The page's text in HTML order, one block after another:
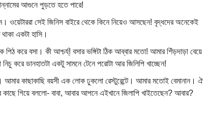
আগুনে পুড়তে হতে পারে!
ওয়েটাররা সেই জিনিস বাইরে থেকে কিনে নিয়েও আসছেন! বৃদ্ধদের অনেকেই
একটা হাসি।
করে বসা। কী আশ্চর্য্! বসার ভঙ্গিটা ঠিক আব্বার মতো! আমার শিঁড়দাড়া বেয়ে
করে ডানহাতটা একটু সামনে টেনে পরোটা আর জিলিপি খাচ্ছেন!
কাছাকাছি বয়সী এক লোক ঢুকলো রেস্টুরেন্টে। আমার মতোই বেমানান। ঐ
গিয়ে বললো- বাবা, আবার আপনে এইখানে জিলাপি খাইতেছেন? আবার?